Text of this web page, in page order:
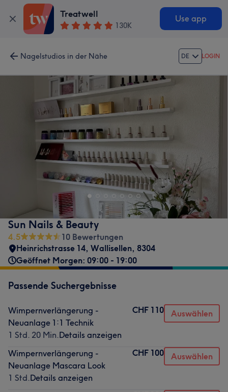
Treatwell
130K
Use app
Nagelstudios in der Nähe DE LOGIN
Sun Nails & Beauty
4.5
10 Bewertungen
Heinrichstrasse 14, Wallisellen, 8304
Geöffnet Morgen: 09:00 - 19:00
Passende Suchergebnisse
Wimpernverlängerung -
Neuanlage 1:1 Technik
1 Std. 20 Min.Details anzeigen
CHF 110 Auswählen
Wimpernverlängerung -
Neuanlage Mascara Look
1 Std.Details anzeigen
CHF 100 Auswählen